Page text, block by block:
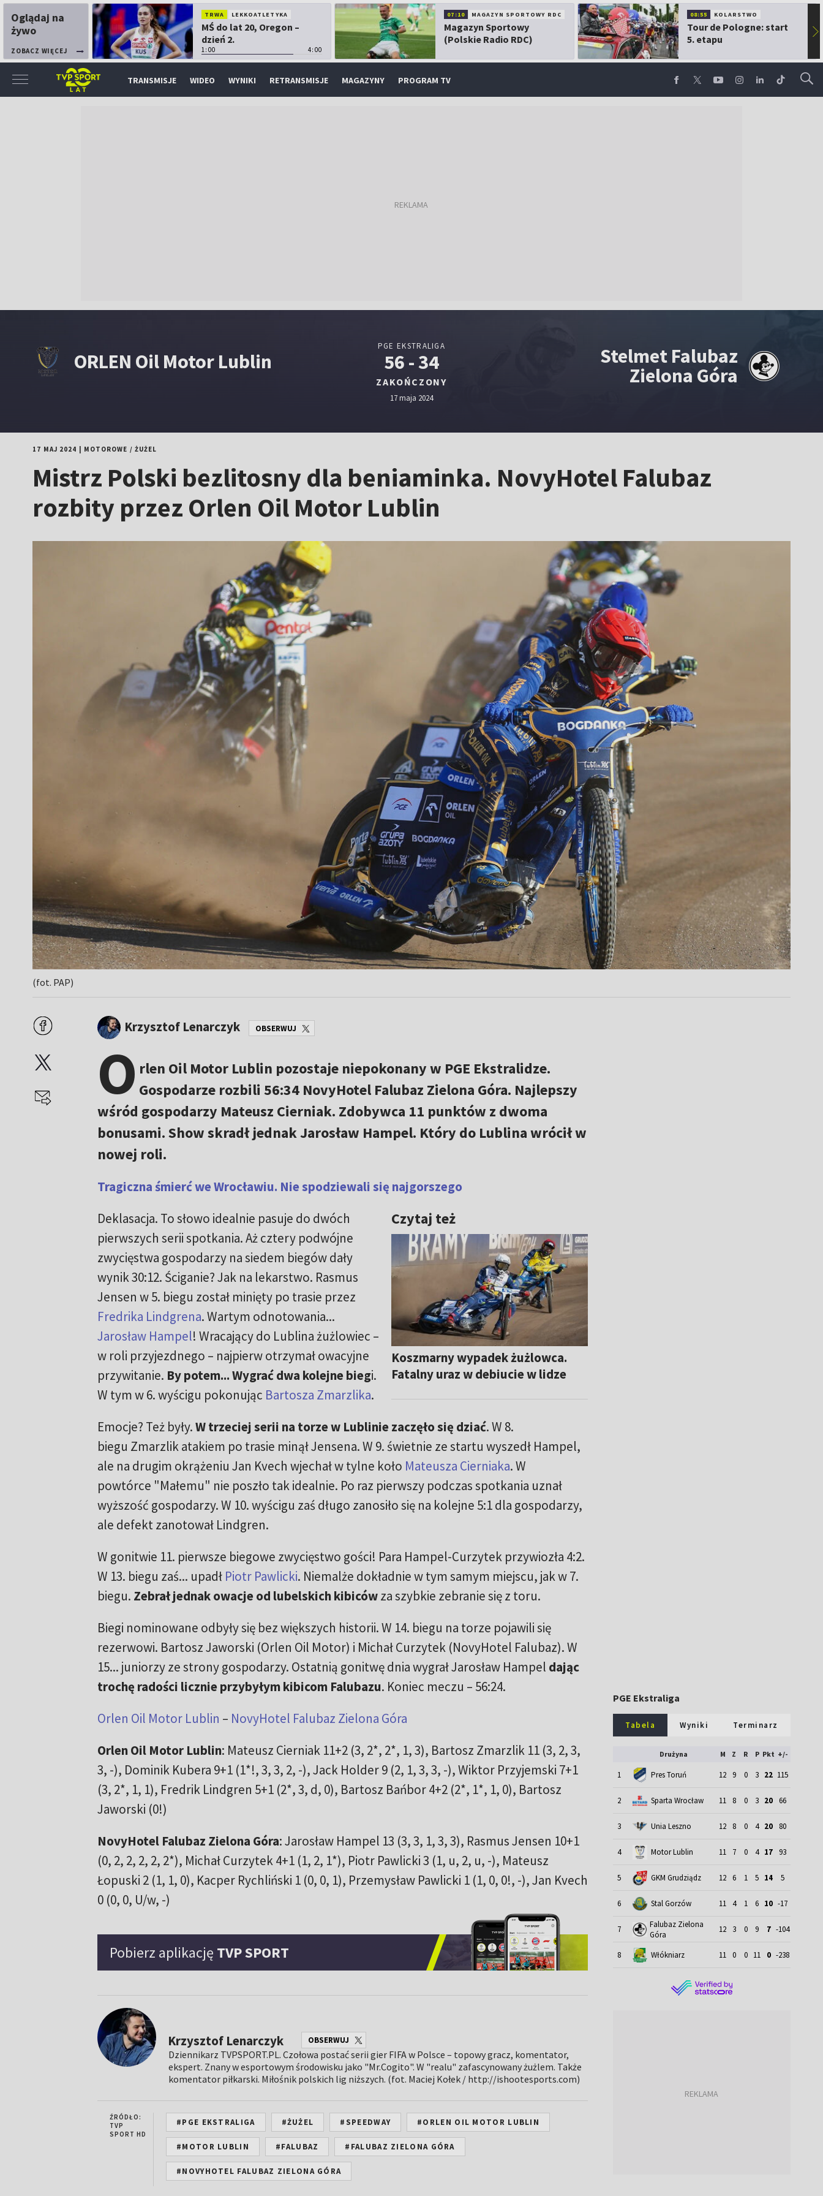
Oglądaj na
żywo
ZOBACZ WIĘCEJ
TRWA LEKKOATLETYKA
MŚ do lat 20, Oregon –
dzień 2.
1:00 4:00
07:10 MAGAZYN SPORTOWY RDC
Magazyn Sportowy
(Polskie Radio RDC)
08:55 KOLARSTWO
Tour de Pologne: start
5. etapu
▶
TRANSMISJE WIDEO WYNIKI RETRANSMISJE MAGAZYNY PROGRAM TV
ORLEN Oil Motor Lublin
PGE EKSTRALIGA
56 - 34
ZAKOŃCZONY
17 maja 2024
Stelmet Falubaz
Zielona Góra
17 MAJ 2024 MOTOROWE / ŻUŻEL
Mistrz Polski bezlitosny dla beniaminka. NovyHotel Falubaz
rozbity przez Orlen Oil Motor Lublin
(fot. PAP)
Krzysztof Lenarczyk OBSERWUJ
O rlen Oil Motor Lublin pozostaje niepokonany w PGE Ekstralidze.
Gospodarze rozbili 56:34 NovyHotel Falubaz Zielona Góra. Najlepszy
wśród gospodarzy Mateusz Cierniak. Zdobywca 11 punktów z dwoma
bonusami. Show skradł jednak Jarosław Hampel. Który do Lublina wrócił w
nowej roli.
Tragiczna śmierć we Wrocławiu. Nie spodziewali się najgorszego
Czytaj też
Koszmarny wypadek żużlowca.
Fatalny uraz w debiucie w lidze
Deklasacja. To słowo idealnie pasuje do dwóch
pierwszych serii spotkania. Aż cztery podwójne
zwycięstwa gospodarzy na siedem biegów dały
wynik 30:12. Ściganie? Jak na lekarstwo. Rasmus
Jensen w 5. biegu został minięty po trasie przez
Fredrika Lindgrena. Wartym odnotowania...
Jarosław Hampel! Wracający do Lublina żużlowiec –
w roli przyjezdnego – najpierw otrzymał owacyjne
przywitanie. By potem... Wygrać dwa kolejne biegi.
W tym w 6. wyścigu pokonując Bartosza Zmarzlika.
Emocje? Też były.W trzeciej serii na torze w Lublinie zaczęło się dziać. W 8.
biegu Zmarzlik atakiem po trasie minął Jensena. W 9. świetnie ze startu wyszedł Hampel,
ale na drugim okrążeniu Jan Kvech wjechał w tylne koło Mateusza Cierniaka. W
powtórce "Małemu" nie poszło tak idealnie. Po raz pierwszy podczas spotkania uznał
wyższość gospodarzy. W 10. wyścigu zaś długo zanosiło się na kolejne 5:1 dla gospodarzy,
ale defekt zanotował Lindgren.
W gonitwie 11. pierwsze biegowe zwycięstwo gości! Para Hampel-Curzytek przywiozła 4:2.
W 13. biegu zaś... upadł Piotr Pawlicki. Niemalże dokładnie w tym samym miejscu, jak w 7.
biegu. Zebrał jednak owacje od lubelskich kibicówza szybkie zebranie się z toru.
Biegi nominowane odbyły się bez większych historii. W 14. biegu na torze pojawili się
rezerwowi. Bartosz Jaworski (Orlen Oil Motor) i Michał Curzytek (NovyHotel Falubaz). W
15... juniorzy ze strony gospodarzy. Ostatnią gonitwę dnia wygrał Jarosław Hampel dając
trochę radości licznie przybyłym kibicom Falubazu. Koniec meczu – 56:24.
Orlen Oil Motor Lublin – NovyHotel Falubaz Zielona Góra
Orlen Oil Motor Lublin: Mateusz Cierniak 11+2 (3, 2*, 2*, 1, 3), Bartosz Zmarzlik 11 (3, 2, 3,
3, -), Dominik Kubera 9+1 (1*!, 3, 3, 2, -), Jack Holder 9 (2, 1, 3, 3, -), Wiktor Przyjemski 7+1
(3, 2*, 1, 1), Fredrik Lindgren 5+1 (2*, 3, d, 0), Bartosz Bańbor 4+2 (2*, 1*, 1, 0), Bartosz
Jaworski (0!)
NovyHotel Falubaz Zielona Góra: Jarosław Hampel 13 (3, 3, 1, 3, 3), Rasmus Jensen 10+1
(0, 2, 2, 2, 2, 2*), Michał Curzytek 4+1 (1, 2, 1*), Piotr Pawlicki 3 (1, u, 2, u, -), Mateusz
Łopuski 2 (1, 1, 0), Kacper Rychliński 1 (0, 0, 1), Przemysław Pawlicki 1 (1, 0, 0!, -), Jan Kvech
0 (0, 0, U/w, -)
Pobierz aplikację TVP SPORT
Krzysztof Lenarczyk OBSERWUJ
Dziennikarz TVPSPORT.PL. Czołowa postać serii gier FIFA w Polsce – topowy gracz, komentator,
ekspert. Znany w esportowym środowisku jako "Mr.Cogito". W "realu" zafascynowany żużlem. Także
komentator piłkarski. Miłośnik polskich lig niższych. (fot. Maciej Kołek / http://ishootesports.com)
ŹRÓDŁO:
TVP
SPORT HD
#PGE EKSTRALIGA #ŻUŻEL #SPEEDWAY #ORLEN OIL MOTOR LUBLIN
#MOTOR LUBLIN #FALUBAZ #FALUBAZ ZIELONA GÓRA
#NOVYHOTEL FALUBAZ ZIELONA GÓRA
PGE Ekstraliga
Tabela Wyniki Terminarz
Drużyna M Z R P Pkt +/-
1 Pres Toruń 12 9 0 3 22 115
2 Sparta Wrocław 11 8 0 3 20 66
3 Unia Leszno 12 8 0 4 20 80
4 Motor Lublin 11 7 0 4 17 93
5 GKM Grudziądz 12 6 1 5 14 5
6 Stal Gorzów 11 4 1 6 10 -17
7
Falubaz Zielona
Góra
12 3 0 9 7 -104
8 Włókniarz 11 0 0 11 0 -238